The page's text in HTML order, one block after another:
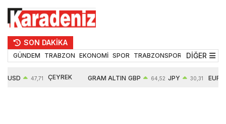
SON DAKİKA
GÜNDEM TRABZON EKONOMİ SPOR TRABZONSPOR TEKNOLOJİ
DİĞER
USD 47,71 ÇEYREK GRAM ALTIN GBP 64,52 JPY 30,31 EUR